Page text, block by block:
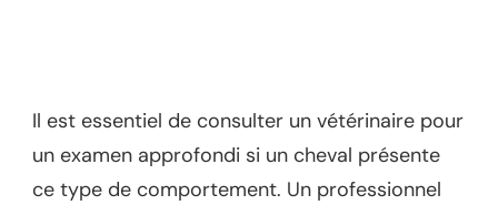
Il est essentiel de consulter un vétérinaire pour
un examen approfondi si un cheval présente
ce type de comportement. Un professionnel